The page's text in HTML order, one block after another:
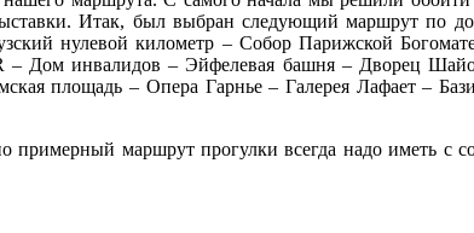
Итак, был выбран следующий маршрут по
нулевой километр – Собор Парижской
Дом инвалидов – Эйфелевая башня – Дворец
площадь – Опера Гарнье – Галерея Лафает –
примерный маршрут прогулки всегда надо иметь